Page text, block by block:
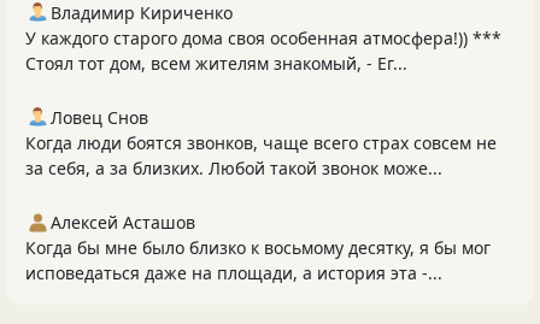
Владимир Кириченко
У каждого старого дома своя особенная атмосфера!)) ***
Стоял тот дом, всем жителям знакомый, - Ег...
Ловец Снов
Когда люди боятся звонков, чаще всего страх совсем не
за себя, а за близких. Любой такой звонок може...
Алексей Асташов
Когда бы мне было близко к восьмому десятку, я бы мог
исповедаться даже на площади, а история эта -...